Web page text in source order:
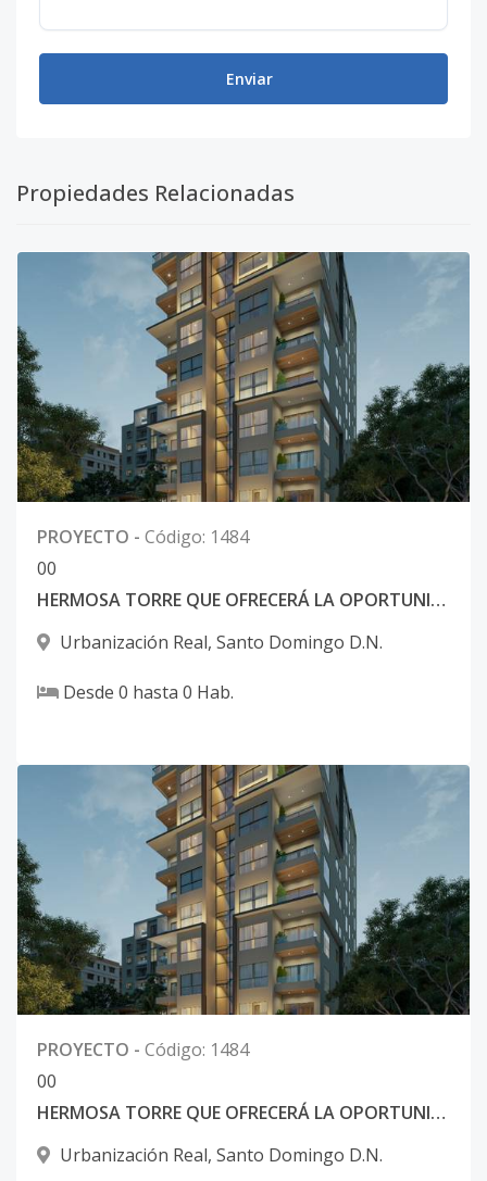
Enviar
Propiedades Relacionadas
PROYECTO - Código: 1484
00
HERMOSA TORRE QUE OFRECERÁ LA OPORTUNIDAD DE VIVIR EN FAMILIA
Urbanización Real, Santo Domingo D.N.
Desde 0 hasta 0 Hab.
PROYECTO - Código: 1484
00
HERMOSA TORRE QUE OFRECERÁ LA OPORTUNIDAD DE VIVIR EN FAMILIA
Urbanización Real, Santo Domingo D.N.